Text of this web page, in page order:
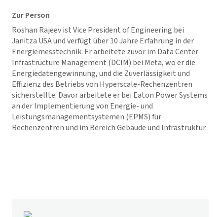
Zur Person
Roshan Rajeev ist Vice President of Engineering bei
Janitza USA und verfügt über 10 Jahre Erfahrung in der
Energiemesstechnik. Er arbeitete zuvor im Data Center
Infrastructure Management (DCIM) bei Meta, wo er die
Energiedatengewinnung, und die Zuverlässigkeit und
Effizienz des Betriebs von Hyperscale-Rechenzentren
sicherstellte. Davor arbeitete er bei Eaton Power Systems
an der Implementierung von Energie- und
Leistungsmanagementsystemen (EPMS) für
Rechenzentren und im Bereich Gebäude und Infrastruktur.